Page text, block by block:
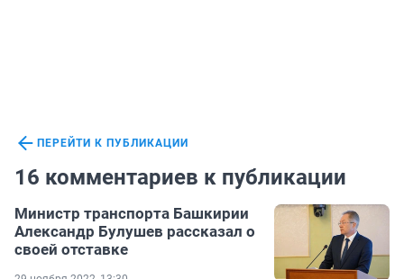
ПЕРЕЙТИ К ПУБЛИКАЦИИ
16 комментариев к публикации
Министр транспорта Башкирии
Александр Булушев рассказал о
своей отставке